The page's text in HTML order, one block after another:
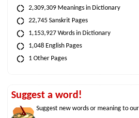
2,309,309 Meanings in Dictionary
22,745 Sanskrit Pages
1,153,927 Words in Dictionary
1,048 English Pages
1 Other Pages
Suggest a word!
Suggest new words or meaning to